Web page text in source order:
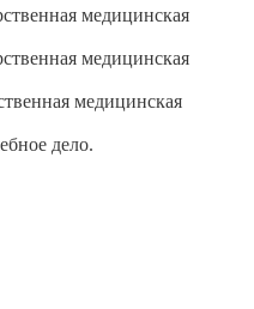
медицинская
медицинская
медицинская
дело.